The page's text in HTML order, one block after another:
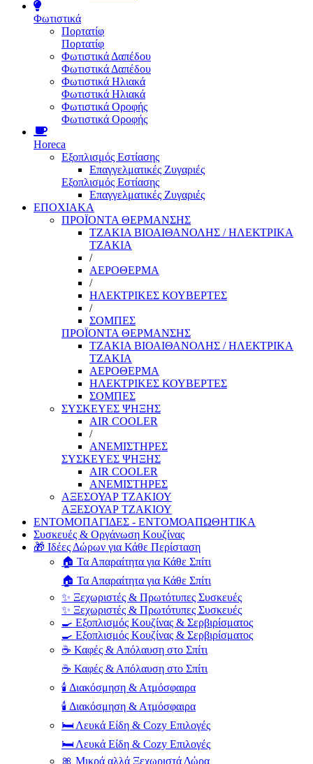
Φωτιστικά
Πορτατίφ
Πορτατίφ
Φωτιστικά Δαπέδου
Φωτιστικά Δαπέδου
Φωτιστικά Ηλιακά
Φωτιστικά Ηλιακά
Φωτιστικά Οροφής
Φωτιστικά Οροφής
Horeca
Εξοπλισμός Εστίασης
Επαγγελματικές Ζυγαριές
Εξοπλισμός Εστίασης
Επαγγελματικές Ζυγαριές
ΕΠΟΧΙΑΚΑ
ΠΡΟΪΟΝΤΑ ΘΕΡΜΑΝΣΗΣ
ΤΖΑΚΙΑ ΒΙΟΑΙΘΑΝΟΛΗΣ / ΗΛΕΚΤΡΙΚΑ
ΤΖΑΚΙΑ
/
ΑΕΡΟΘΕΡΜΑ
/
ΗΛΕΚΤΡΙΚΕΣ ΚΟΥΒΕΡΤΕΣ
/
ΣΟΜΠΕΣ
ΠΡΟΪΟΝΤΑ ΘΕΡΜΑΝΣΗΣ
ΤΖΑΚΙΑ ΒΙΟΑΙΘΑΝΟΛΗΣ / ΗΛΕΚΤΡΙΚΑ
ΤΖΑΚΙΑ
ΑΕΡΟΘΕΡΜΑ
ΗΛΕΚΤΡΙΚΕΣ ΚΟΥΒΕΡΤΕΣ
ΣΟΜΠΕΣ
ΣΥΣΚΕΥΕΣ ΨΗΞΗΣ
AIR COOLER
/
ΑΝΕΜΙΣΤΗΡΕΣ
ΣΥΣΚΕΥΕΣ ΨΗΞΗΣ
AIR COOLER
ΑΝΕΜΙΣΤΗΡΕΣ
ΑΞΕΣΟΥΑΡ ΤΖΑΚΙΟΥ
ΑΞΕΣΟΥΑΡ ΤΖΑΚΙΟΥ
ΕΝΤΟΜΟΠΑΓΙΔΕΣ - ΕΝΤΟΜΟΑΠΩΘΗΤΙΚΑ
Συσκευές & Οργάνωση Κουζίνας
🎁 Ιδέες Δώρων για Κάθε Περίσταση
🏠 Τα Απαραίτητα για Κάθε Σπίτι
🏠 Τα Απαραίτητα για Κάθε Σπίτι
✨ Ξεχωριστές & Πρωτότυπες Συσκευές
✨ Ξεχωριστές & Πρωτότυπες Συσκευές
🍳 Εξοπλισμός Κουζίνας & Σερβιρίσματος
🍳 Εξοπλισμός Κουζίνας & Σερβιρίσματος
☕ Καφές & Απόλαυση στο Σπίτι
☕ Καφές & Απόλαυση στο Σπίτι
🕯️ Διακόσμηση & Ατμόσφαιρα
🕯️ Διακόσμηση & Ατμόσφαιρα
🛏️ Λευκά Είδη & Cozy Επιλογές
🛏️ Λευκά Είδη & Cozy Επιλογές
🎀 Μικρά αλλά Ξεχωριστά Δώρα